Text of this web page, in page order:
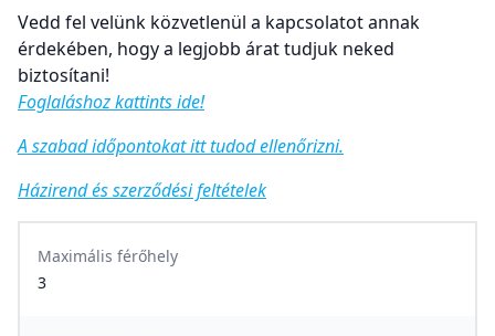
Vedd fel velünk közvetlenül a kapcsolatot annak
érdekében, hogy a legjobb árat tudjuk neked
biztosítani!
Foglaláshoz kattints ide!
A szabad időpontokat itt tudod ellenőrizni.
Házirend és szerződési feltételek
Maximális férőhely
3